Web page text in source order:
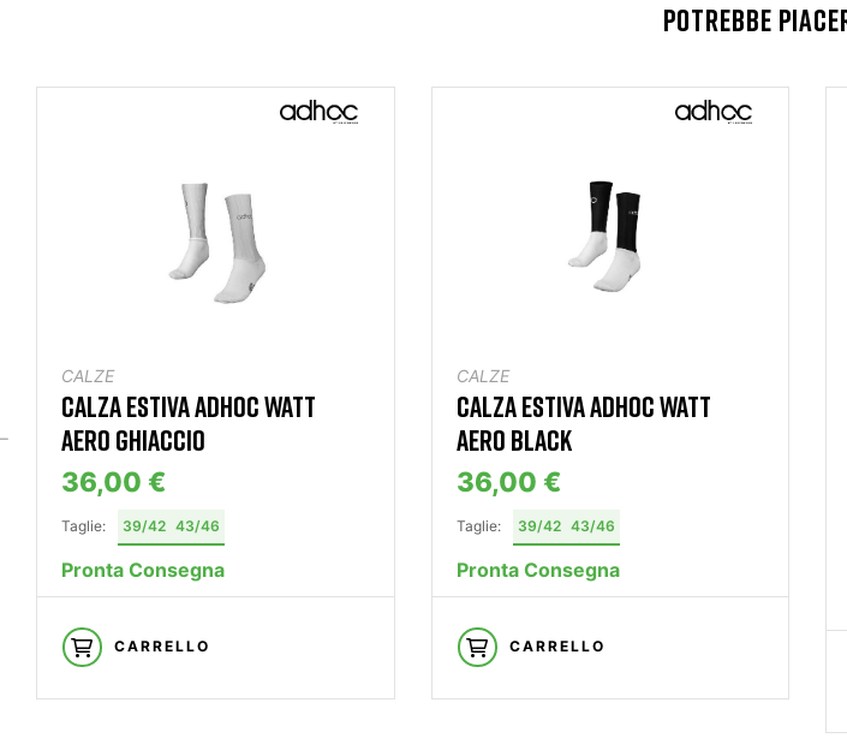
POTREBBE
CALZE
CALZA ESTIVA ADHOC WATT
AERO GHIACCIO
36,00 €
Taglie: 39/42 43/46
Pronta Consegna
CARRELLO
CALZE
CALZA ESTIVA ADHOC WATT
AERO BLACK
36,00 €
Taglie: 39/42 43/46
Pronta Consegna
CARRELLO